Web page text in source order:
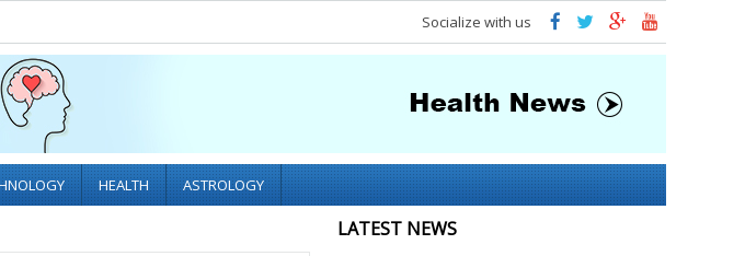
Socialize with us
HEALTH ASTROLOGY
LATEST NEWS